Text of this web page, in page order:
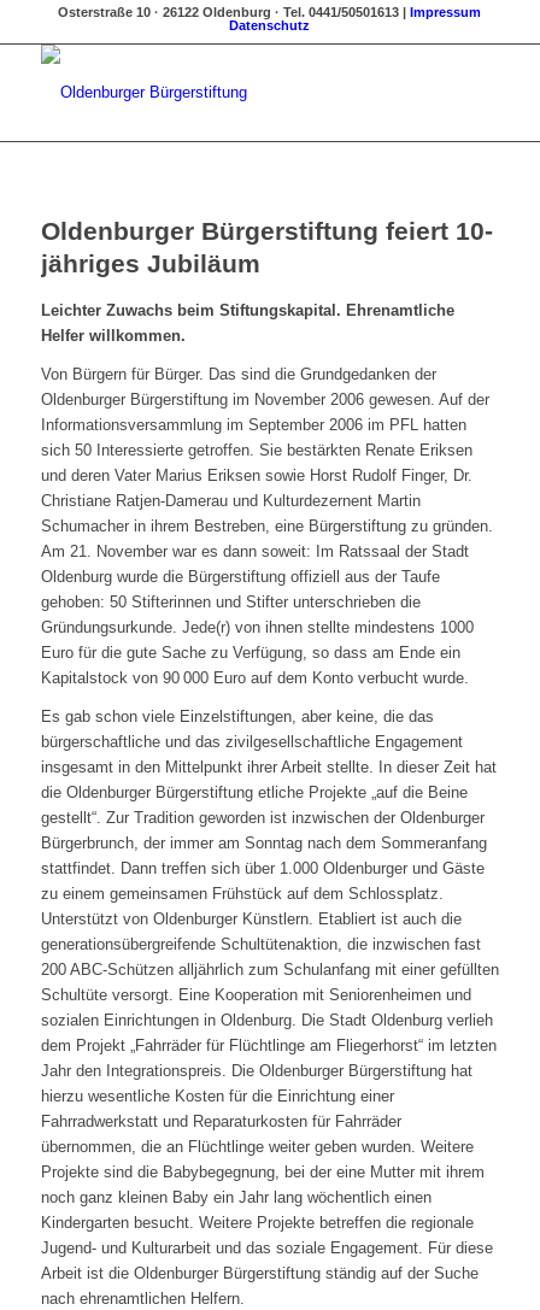
Osterstraße 10 · 26122 Oldenburg · Tel. 0441/50501613 |Impressum
Datenschutz
Oldenburger Bürgerstiftung feiert 10-
jähriges Jubiläum
Leichter Zuwachs beim Stiftungskapital. Ehrenamtliche
Helfer willkommen.
Von Bürgern für Bürger. Das sind die Grundgedanken der
Oldenburger Bürgerstiftung im November 2006 gewesen. Auf der
Informationsversammlung im September 2006 im PFL hatten
sich 50 Interessierte getroffen. Sie bestärkten Renate Eriksen
und deren Vater Marius Eriksen sowie Horst Rudolf Finger, Dr.
Christiane Ratjen-Damerau und Kulturdezernent Martin
Schumacher in ihrem Bestreben, eine Bürgerstiftung zu gründen.
Am 21. November war es dann soweit: Im Ratssaal der Stadt
Oldenburg wurde die Bürgerstiftung offiziell aus der Taufe
gehoben: 50 Stifterinnen und Stifter unterschrieben die
Gründungsurkunde. Jede(r) von ihnen stellte mindestens 1000
Euro für die gute Sache zu Verfügung, so dass am Ende ein
Kapitalstock von 90 000 Euro auf dem Konto verbucht wurde.
Es gab schon viele Einzelstiftungen, aber keine, die das
bürgerschaftliche und das zivilgesellschaftliche Engagement
insgesamt in den Mittelpunkt ihrer Arbeit stellte. In dieser Zeit hat
die Oldenburger Bürgerstiftung etliche Projekte „auf die Beine
gestellt“. Zur Tradition geworden ist inzwischen der Oldenburger
Bürgerbrunch, der immer am Sonntag nach dem Sommeranfang
stattfindet. Dann treffen sich über 1.000 Oldenburger und Gäste
zu einem gemeinsamen Frühstück auf dem Schlossplatz.
Unterstützt von Oldenburger Künstlern. Etabliert ist auch die
generationsübergreifende Schultütenaktion, die inzwischen fast
200 ABC-Schützen alljährlich zum Schulanfang mit einer gefüllten
Schultüte versorgt. Eine Kooperation mit Seniorenheimen und
sozialen Einrichtungen in Oldenburg. Die Stadt Oldenburg verlieh
dem Projekt „Fahrräder für Flüchtlinge am Fliegerhorst“ im letzten
Jahr den Integrationspreis. Die Oldenburger Bürgerstiftung hat
hierzu wesentliche Kosten für die Einrichtung einer
Fahrradwerkstatt und Reparaturkosten für Fahrräder
übernommen, die an Flüchtlinge weiter geben wurden. Weitere
Projekte sind die Babybegegnung, bei der eine Mutter mit ihrem
noch ganz kleinen Baby ein Jahr lang wöchentlich einen
Kindergarten besucht. Weitere Projekte betreffen die regionale
Jugend- und Kulturarbeit und das soziale Engagement. Für diese
Arbeit ist die Oldenburger Bürgerstiftung ständig auf der Suche
nach ehrenamtlichen Helfern.